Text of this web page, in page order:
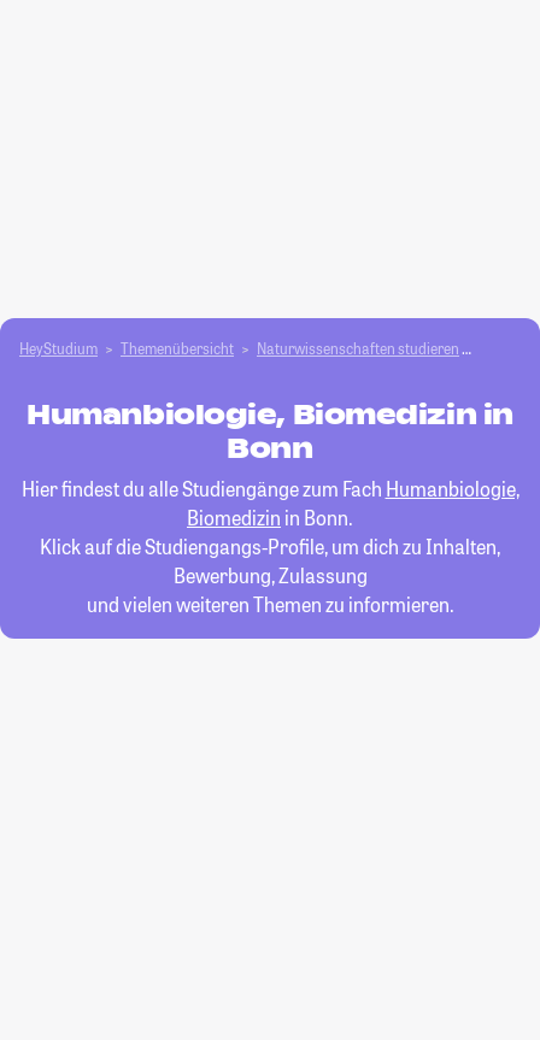
HeyStudium Themenübersicht Natur­wissenschaften studieren
Humanbiologie, Biomedizin in
Bonn
Hier findest du alle Studiengänge zum Fach Humanbiologie,
Biomedizin in Bonn.
Klick auf die Studiengangs-Profile, um dich zu Inhalten,
Bewerbung, Zulassung
und vielen weiteren Themen zu informieren.